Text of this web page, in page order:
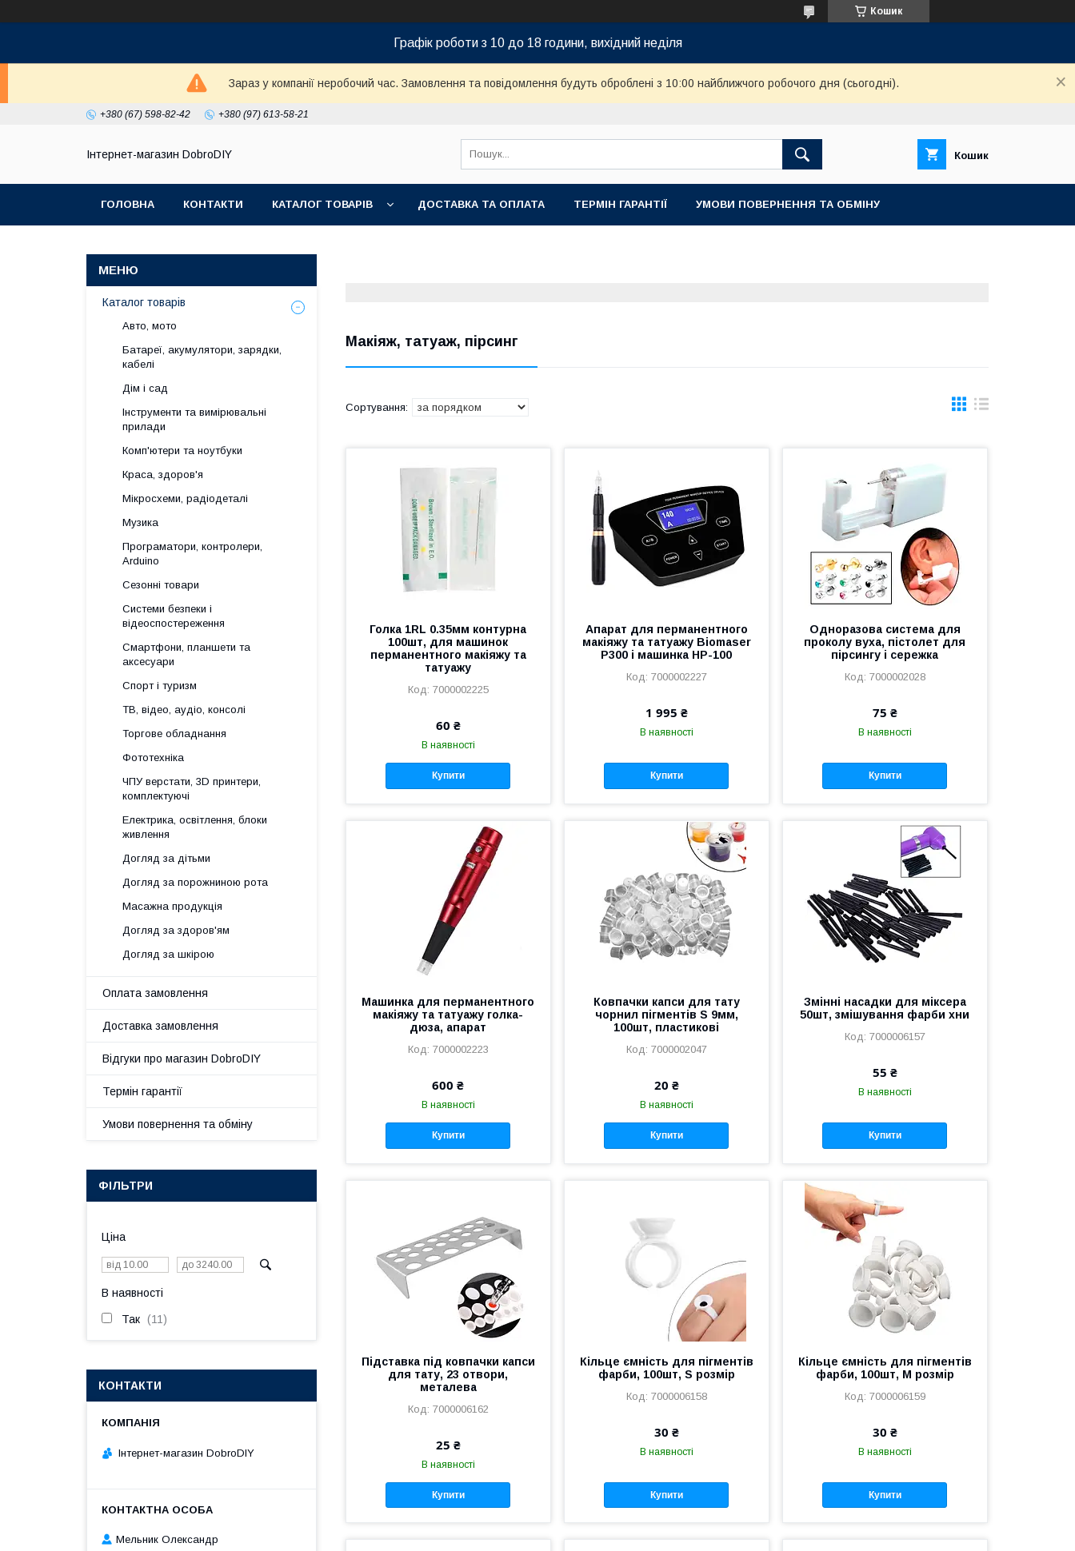
Кошик
Графік роботи з 10 до 18 години, вихідний неділя
Зараз у компанії неробочий час. Замовлення та повідомлення будуть оброблені з 10:00 найближчого робочого дня (сьогодні).
+380 (67) 598-82-42 +380 (97) 613-58-21
Інтернет-магазин DobroDIY Кошик
ГОЛОВНА КОНТАКТИ КАТАЛОГ ТОВАРІВ ДОСТАВКА ТА ОПЛАТА ТЕРМІН ГАРАНТІЇ УМОВИ ПОВЕРНЕННЯ ТА ОБМІНУ
Макіяж, татуаж, пірсинг
Голка 1RL 0.35мм контурна
100шт, для машинок
перманентного макіяжу та
татуажу
7000002225
60 ₴
В наявності
Купити
Апарат для перманентного
макіяжу та татуажу Biomaser
P300 і машинка HP-100
7000002227
1 995 ₴
В наявності
Купити
Одноразова система для
проколу вуха, пістолет для
пірсингу і сережка
7000002028
75 ₴
В наявності
Купити
Машинка для перманентного
макіяжу та татуажу голка-
дюза, апарат
7000002223
600 ₴
В наявності
Купити
Ковпачки капси для тату
чорнил пігментів S 9мм,
100шт, пластикові
7000002047
20 ₴
В наявності
Купити
Змінні насадки для міксера
50шт, змішування фарби хни
7000006157
55 ₴
В наявності
Купити
Підставка під ковпачки капси
для тату, 23 отвори,
металева
7000006162
25 ₴
В наявності
Купити
Кільце ємність для пігментів
фарби, 100шт, S розмір
7000006158
30 ₴
В наявності
Купити
Кільце ємність для пігментів
фарби, 100шт, M розмір
7000006159
30 ₴
В наявності
Купити
Каталог товарів
Авто, мото
Батареї, акумулятори, зарядки,
кабелі
Дім і сад
Інструменти та вимірювальні
прилади
Комп'ютери та ноутбуки
Краса, здоров'я
Мікросхеми, радіодеталі
Музика
Програматори, контролери,
Arduino
Сезонні товари
Системи безпеки і
відеоспостереження
Смартфони, планшети та
аксесуари
Спорт і туризм
ТВ, відео, аудіо, консолі
Торгове обладнання
Фототехніка
ЧПУ верстати, 3D принтери,
комплектуючі
Електрика, освітлення, блоки
живлення
Догляд за дітьми
Догляд за порожниною рота
Масажна продукція
Догляд за здоров'ям
Догляд за шкірою
Оплата замовлення
Доставка замовлення
Відгуки про магазин DobroDIY
Термін гарантії
Умови повернення та обміну
ФІЛЬТРИ
Ціна
В наявності
Так 11
КОНТАКТИ
Інтернет-магазин DobroDIY
Мельник Олександр